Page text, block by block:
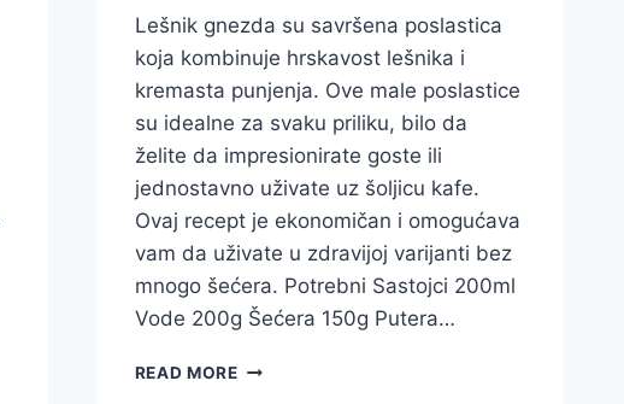
Lešnik gnezda su savršena poslastica
koja kombinuje hrskavost lešnika i
kremasta punjenja. Ove male poslastice
su idealne za svaku priliku, bilo da
želite da impresionirate goste ili
jednostavno uživate uz šoljicu kafe.
Ovaj recept je ekonomičan i omogućava
vam da uživate u zdravijoj varijanti bez
mnogo šećera. Potrebni Sastojci 200ml
Vode 200g Šećera 150g Putera…
READ MORENAJBOLJI